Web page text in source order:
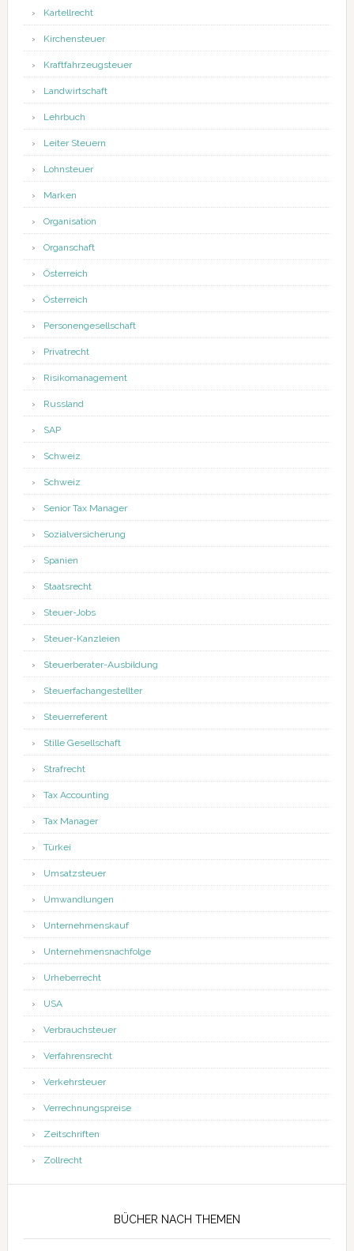
Kartellrecht
Kirchensteuer
Kraftfahrzeugsteuer
Landwirtschaft
Lehrbuch
Leiter Steuern
Lohnsteuer
Marken
Organisation
Organschaft
Österreich
Österreich
Personengesellschaft
Privatrecht
Risikomanagement
Russland
SAP
Schweiz
Schweiz
Senior Tax Manager
Sozialversicherung
Spanien
Staatsrecht
Steuer-Jobs
Steuer-Kanzleien
Steuerberater-Ausbildung
Steuerfachangestellter
Steuerreferent
Stille Gesellschaft
Strafrecht
Tax Accounting
Tax Manager
Türkei
Umsatzsteuer
Umwandlungen
Unternehmenskauf
Unternehmensnachfolge
Urheberrecht
USA
Verbrauchsteuer
Verfahrensrecht
Verkehrsteuer
Verrechnungspreise
Zeitschriften
Zollrecht
BÜCHER NACH THEMEN